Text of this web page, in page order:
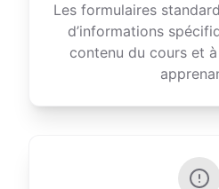
Les formulaires
d’informations
contenu du cours et à